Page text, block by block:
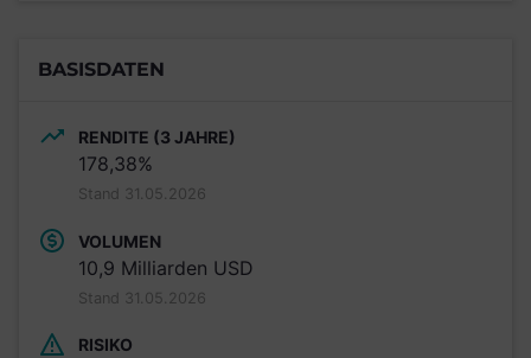
BASISDATEN
RENDITE (3 JAHRE)
178,38%
Stand 31.05.2026
VOLUMEN
10,9 Milliarden USD
Stand 31.05.2026
RISIKO